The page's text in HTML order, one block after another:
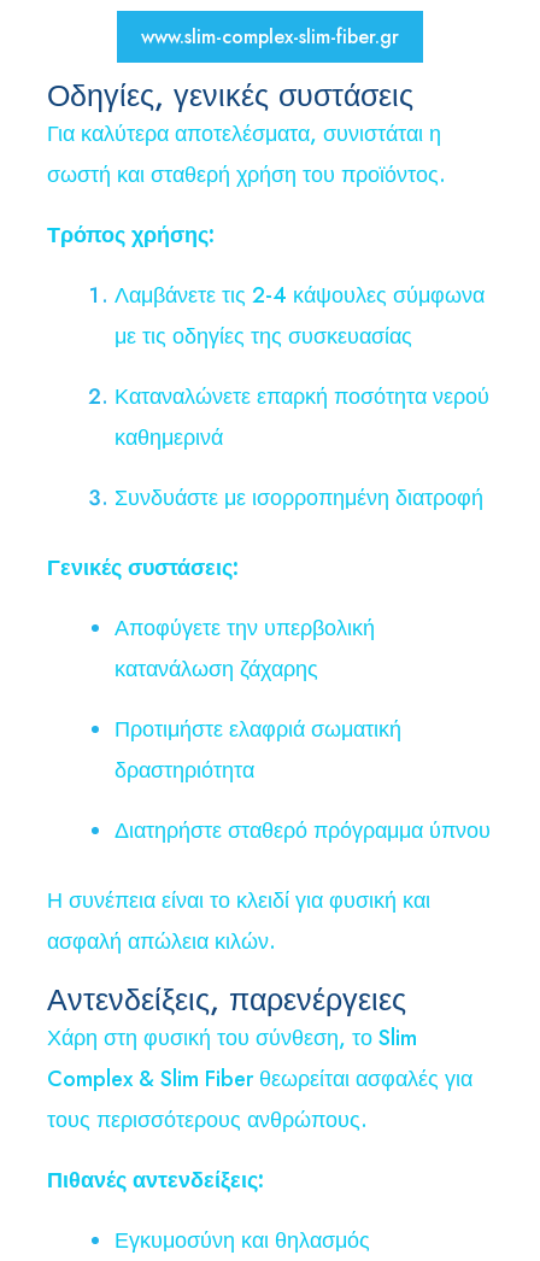
www.slim-complex-slim-fiber.gr
Οδηγίες, γενικές συστάσεις
Για καλύτερα αποτελέσματα, συνιστάται η
σωστή και σταθερή χρήση του προϊόντος.
Τρόπος χρήσης:
Λαμβάνετε τις 2-4 κάψουλες σύμφωνα
με τις οδηγίες της συσκευασίας
Καταναλώνετε επαρκή ποσότητα νερού
καθημερινά
Συνδυάστε με ισορροπημένη διατροφή
Γενικές συστάσεις:
Αποφύγετε την υπερβολική
κατανάλωση ζάχαρης
Προτιμήστε ελαφριά σωματική
δραστηριότητα
Διατηρήστε σταθερό πρόγραμμα ύπνου
Η συνέπεια είναι το κλειδί για φυσική και
ασφαλή απώλεια κιλών.
Αντενδείξεις, παρενέργειες
Χάρη στη φυσική του σύνθεση, το Slim
Complex & Slim Fiber θεωρείται ασφαλές για
τους περισσότερους ανθρώπους.
Πιθανές αντενδείξεις:
Εγκυμοσύνη και θηλασμός